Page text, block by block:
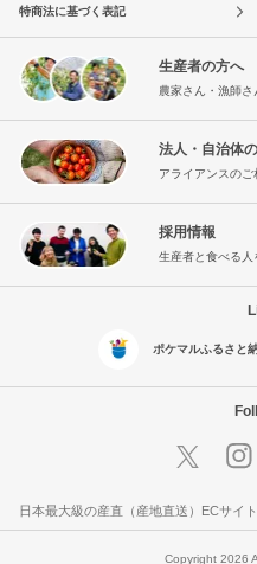
特商法に基づく表記
生産者の方へ
農家さん・漁師
法人・自治体
アライアンスの
採用情報
生産者と食べる人
ポケマルふるさと
日本最大級の産直（産地直送）ECサイ
Copyright 2026